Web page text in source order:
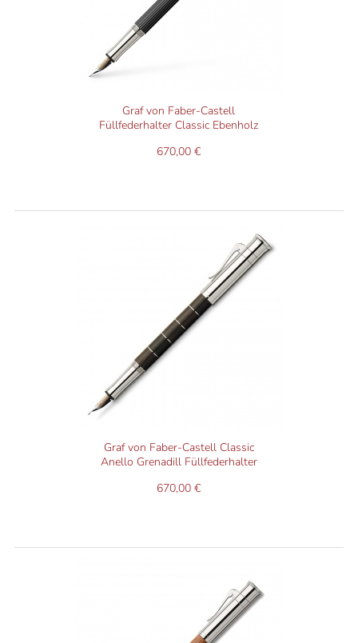
Graf von Faber-Castell
Füllfederhalter Classic Ebenholz
670,00 €
Graf von Faber-Castell Classic
Anello Grenadill Füllfederhalter
670,00 €